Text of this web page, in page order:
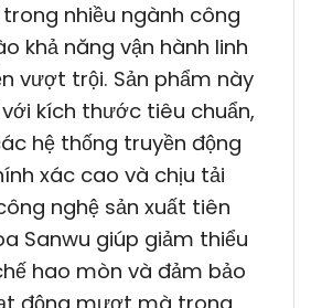
nhiều ngành công
khả năng vận hành linh
vượt trội. Sản phẩm này
kích thước tiêu chuẩn,
hệ thống truyền động
xác cao và chịu tải
nghệ sản xuất tiên
Sanwu giúp giảm thiểu
hao mòn và đảm bảo